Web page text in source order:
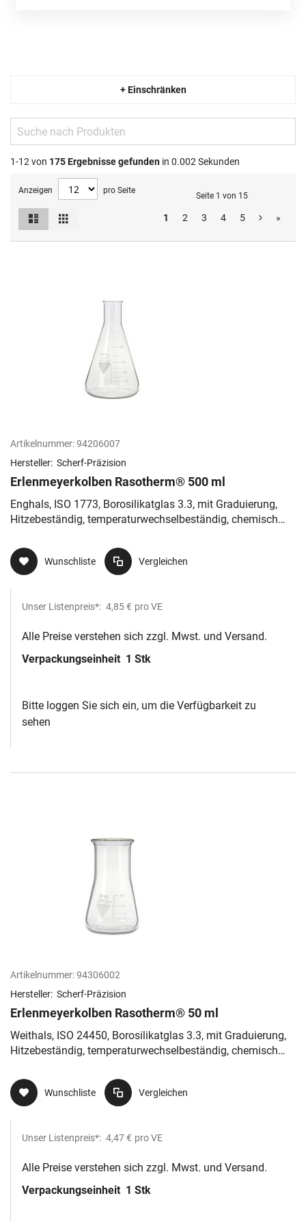
+ Einschränken
1-12 von 175Ergebnisse gefunden in 0.002 Sekunden
Anzeigen pro Seite
Seite 1 von 15
1 2 3 4 5 »
Ansicht
als
Artikelnummer:94206007
Hersteller: Scherf-Präzision
Erlenmeyerkolben Rasotherm® 500 ml
Enghals, ISO 1773, Borosilikatglas 3.3, mit Graduierung,
Hitzebeständig, temperaturwechselbeständig, chemisch
Wunschliste Vergleichen
Unser Listenpreis*: 4,85 € pro VE
Alle Preise verstehen sich zzgl. Mwst. und Versand.
Verpackungseinheit 1 Stk
Bitte loggen Sie sich ein, um die Verfügbarkeit zu
sehen
Artikelnummer:94306002
Hersteller: Scherf-Präzision
Erlenmeyerkolben Rasotherm® 50 ml
Weithals, ISO 24450, Borosilikatglas 3.3, mit Graduierung,
Hitzebeständig, temperaturwechselbeständig, chemisch
Wunschliste Vergleichen
Unser Listenpreis*: 4,47 € pro VE
Alle Preise verstehen sich zzgl. Mwst. und Versand.
Verpackungseinheit 1 Stk